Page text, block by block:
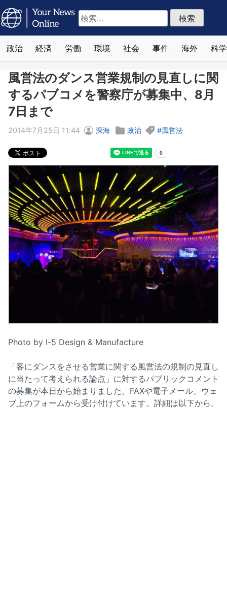
検
索:
政治 経済 労働 環境 社会 事件 海外 科学
風営法のダンス営業規制の見直しに関
するパブコメを警察庁が募集中、8月
7日まで
2014年7月25日 11:44 深海 政治 風営法
Photo by I-5 Design & Manufacture
「客にダンスをさせる営業に関する風営法の規制の見直し
に当たって考えられる論点」に対するパブリックコメント
の募集が本日から始まりました。FAXや電子メール、ウェ
ブ上のフォームから受け付けています。詳細は以下から。